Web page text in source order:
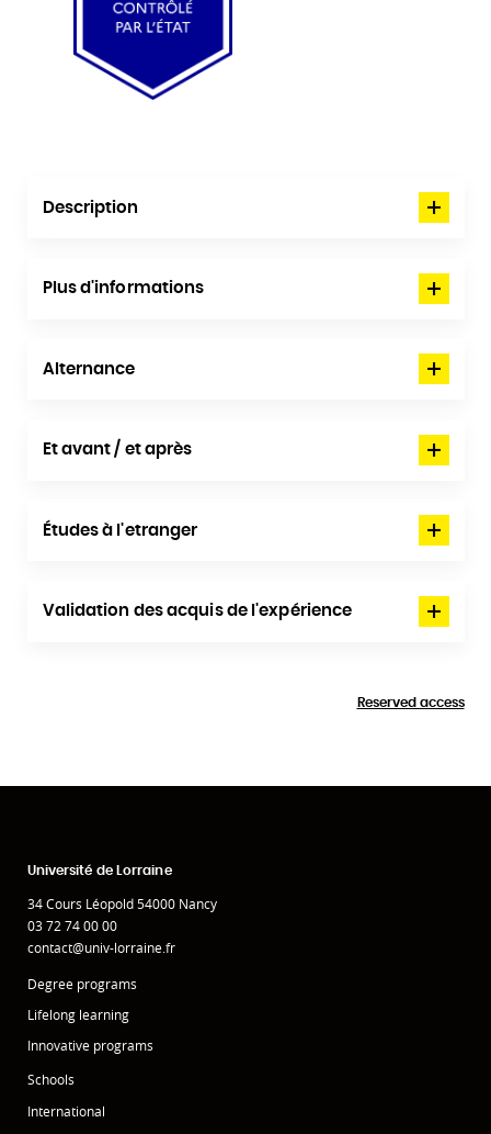
Description
Plus d'informations
Alternance
Et avant / et après
Études à l'etranger
Validation des acquis de l'expérience
Reserved access
Université de Lorraine
34 Cours Léopold 54000 Nancy
03 72 74 00 00
contact@univ-lorraine.fr
Degree programs
Lifelong learning
Innovative programs
Schools
International